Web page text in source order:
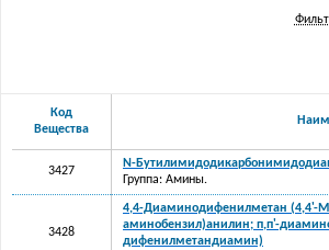
Код
Вещества
3427
N-
Группа: Амины.
3428
4,4-Диаминодифенилметан (4,4'-
аминобензил)анилин; п,п'-
дифенилметандиамин)